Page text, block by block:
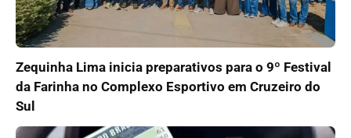
Zequinha Lima inicia preparativos para o 9º Festival
da Farinha no Complexo Esportivo em Cruzeiro do
Sul